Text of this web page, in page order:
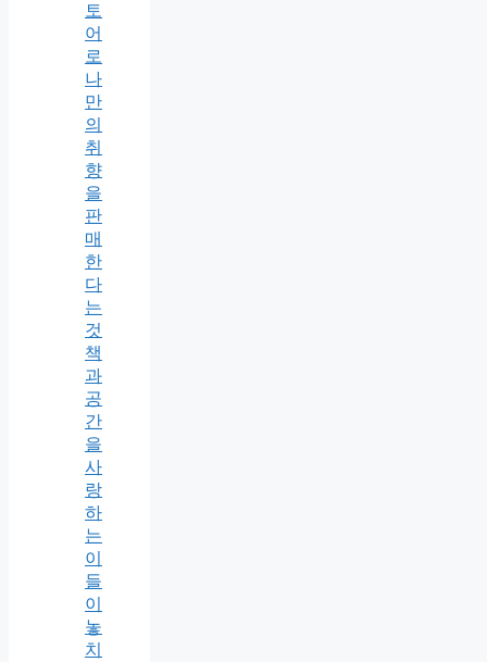
토
어
로
나
만
의
취
향
을
판
매
한
다
는
것
책
과
공
간
을
사
랑
하
는
이
들
이
놓
치